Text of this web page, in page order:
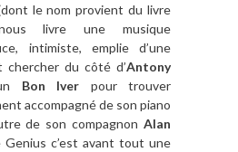
le nom provient du livre
livre une musique
intimiste, emplie d’une
chercher du côté d’Antony
Bon Iver pour trouver
accompagné de son piano
de son compagnon Alan
Genius c’est avant tout une